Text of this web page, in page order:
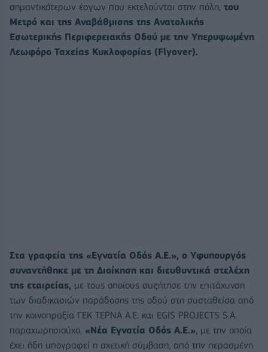
σημαντικότερων έργων που εκτελούνται στην πόλη, του
Μετρό και της Αναβάθμισης της Ανατολικής
Εσωτερικής Περιφερειακής Οδού με την Υπερυψωμένη
Λεωφόρο Ταχείας Κυκλοφορίας (Flyover).
Στα γραφεία της «Εγνατία Οδός Α.Ε.», ο Υφυπουργός
συναντήθηκε με τη Διοίκηση και διευθυντικά στελέχη
της εταιρείας, με τους οποίους συζήτησε την επιτάχυνση
των διαδικασιών παράδοσης της οδού στη συσταθείσα από
την κοινοπραξία ΓΕΚ ΤΕΡΝΑ Α.Ε. και EGIS PROJECTS S.A.
παραχωρησιούχο, «Νέα Εγνατία Οδός Α.Ε.», με την οποία
έχει ήδη υπογραφεί η σχετική σύμβαση, από την περασμένη